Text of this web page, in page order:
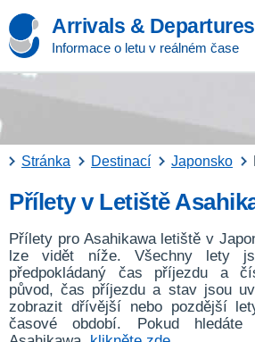
Arrivals & Departures
Informace o letu v reálném čase
Stránka Destinací Japonsko
Přílety v Letiště
Přílety pro Asahikawa letiště v
lze vidět níže. Všechny lety
předpokládaný čas příjezdu a
původ, čas příjezdu a stav jsou
zobrazit dřívější nebo pozdější
časové období. Pokud